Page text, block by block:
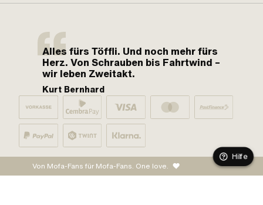
Alles fürs Töffli. Und noch mehr fürs
Herz. Von Schrauben bis Fahrtwind –
wir leben Zweitakt.
Kurt Bernhard
Von Mofa-Fans für Mofa-Fans. One love.
Hilfe